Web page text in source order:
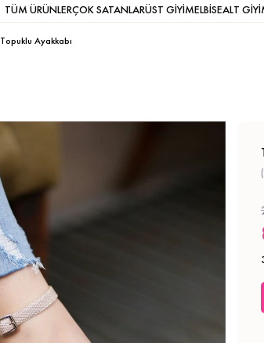
TÜM ÜRÜNLERÇOK SATANLARÜST GİYİMELBİSEALT
Topuklu Ayakkabı